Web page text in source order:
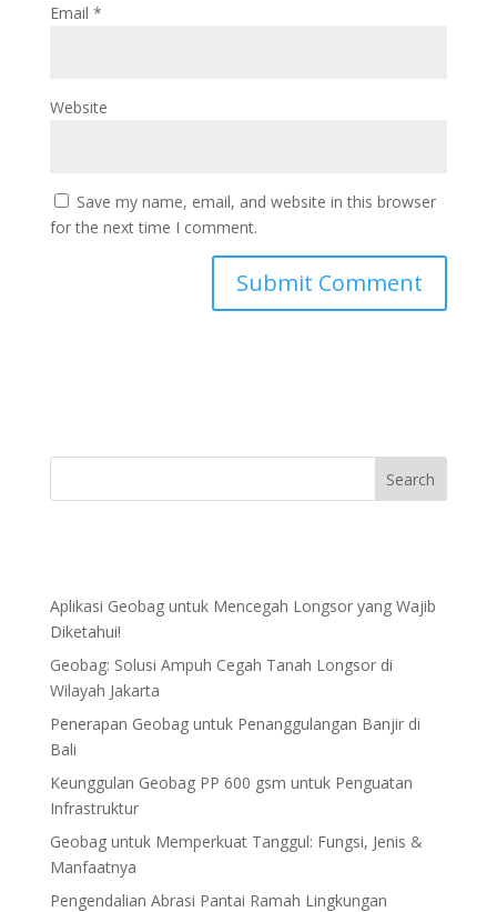
Email *
Website
Save my name, email, and website in this browser
for the next time I comment.
Aplikasi Geobag untuk Mencegah Longsor yang Wajib
Diketahui!
Geobag: Solusi Ampuh Cegah Tanah Longsor di
Wilayah Jakarta
Penerapan Geobag untuk Penanggulangan Banjir di
Bali
Keunggulan Geobag PP 600 gsm untuk Penguatan
Infrastruktur
Geobag untuk Memperkuat Tanggul: Fungsi, Jenis &
Manfaatnya
Pengendalian Abrasi Pantai Ramah Lingkungan